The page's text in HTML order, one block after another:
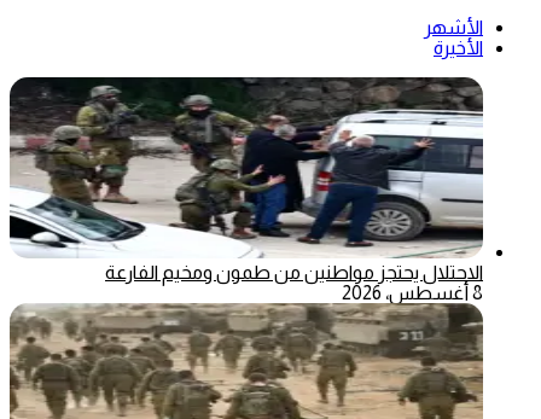
الأشهر
الأخيرة
الاحتلال يحتجز مواطنين من طمون ومخيم الفارعة
8 أغسطس، 2026